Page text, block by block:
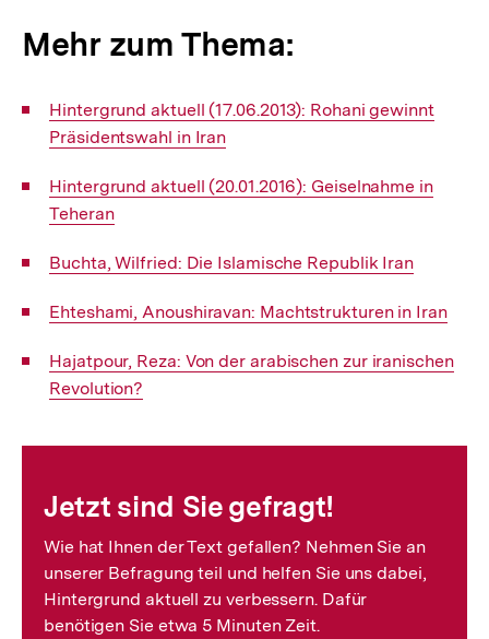
Mehr zum Thema:
Interner
Link:
Hintergrund aktuell (17.06.2013): Rohani gewinnt
Präsidentswahl in Iran
Interner
Link:
Hintergrund aktuell (20.01.2016): Geiselnahme in
Teheran
Interner
Buchta, Wilfried: Die Islamische Republik Iran
Interner
Ehteshami, Anoushiravan: Machtstrukturen in Iran
Interner
Link:
Hajatpour, Reza: Von der arabischen zur iranischen
Revolution?
Jetzt sind Sie gefragt!
Wie hat Ihnen der Text gefallen? Nehmen Sie an
unserer Befragung teil und helfen Sie uns dabei,
Hintergrund aktuell zu verbessern. Dafür
benötigen Sie etwa 5 Minuten Zeit.